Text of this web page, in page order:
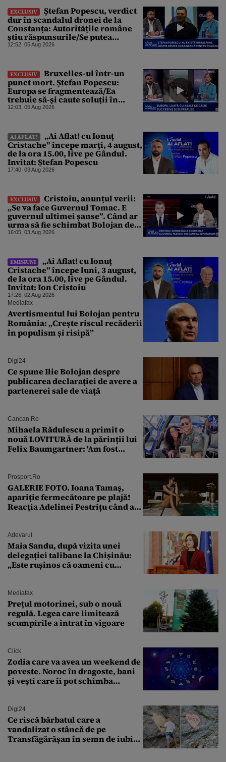
EXCLUSIV
Ștefan Popescu, verdict
dur în scandalul dronei de la
Constanța: Autoritățile române
știu răspunsurile/Se putea
protesta, dar probabil că nu s-a
12:52, 05 Aug 2026
EXCLUSIV
Bruxelles-ul într-un
punct mort. Ștefan Popescu:
Europa se fragmentează/Ea
trebuie să-și caute soluții în
interior, dar este incapabilă
12:03, 05 Aug 2026
AI AFLAT!
„Ai Aflat! cu Ionuț
Cristache” începe marți, 4 august,
de la ora 15.00, live pe Gândul.
Invitat: Ștefan Popescu
17:40, 03 Aug 2026
EXCLUSIV
Cristoiu, anunțul verii:
„Se va face Guvernul Tomac. E
guvernul ultimei șanse”. Când ar
urma să fie schimbat Bolojan de
la Palatul Victoria
16:05, 03 Aug 2026
EMISIUNI
„Ai Aflat! cu Ionuț
Cristache” începe luni, 3 august,
de la ora 15.00, live pe Gândul.
Invitat: Ion Cristoiu
17:26, 02 Aug 2026
Mediafax
Avertismentul lui Bolojan pentru
România: „Crește riscul recăderii
în populism și risipă”
Digi24
Ce spune Ilie Bolojan despre
publicarea declarației de avere a
partenerei sale de viață
Cancan.ro
Mihaela Rădulescu a primit o
nouă LOVITURĂ de la părinții lui
Felix Baumgartner: 'Am fost
Prosport.ro
GALERIE FOTO. Ioana Tamaş,
apariție fermecătoare pe plajă!
Reacția Adelinei Pestrițu când a
Adevarul
Maia Sandu, după vizita unei
delegației talibane la Chișinău:
„Este rușinos că oameni cu
Mediafax
Prețul motorinei, sub o nouă
regulă. Legea care limitează
scumpirile a intrat în vigoare
Click
Zodia care va avea un weekend de
poveste. Noroc în dragoste, bani
și vești care îi pot schimba
Digi24
Ce riscă bărbatul care a
vandalizat o stâncă de pe
Transfăgărășan în semn de iubire